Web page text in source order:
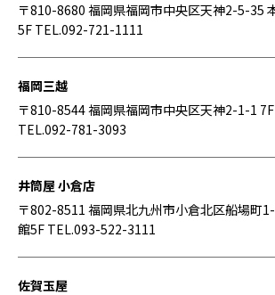
〒810-8680 福岡県福岡市中央区天神2-5-35
5F TEL.092-721-1111
福岡三越
〒810-8544 福岡県福岡市中央区天神2-1-1 7F
TEL.092-781-3093
井筒屋 小倉店
〒802-8511 福岡県北九州市小倉北区船場町
館5F TEL.093-522-3111
佐賀玉屋